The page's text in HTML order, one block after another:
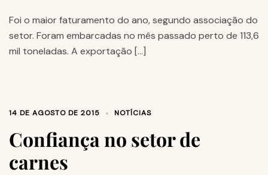
Foi o maior faturamento do ano, segundo associação do
setor. Foram embarcadas no mês passado perto de 113,6
mil toneladas. A exportação […]
14 DE AGOSTO DE 2015 NOTÍCIAS
Confiança no setor de
carnes